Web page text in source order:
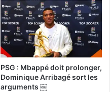
PSG : Mbappé doit prolonger,
Dominique Arribagé sort les
arguments ￼